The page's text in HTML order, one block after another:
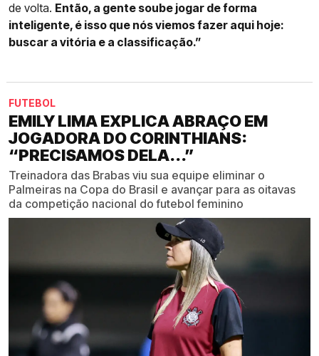
de volta. Então, a gente soube jogar de forma
inteligente, é isso que nós viemos fazer aqui hoje:
buscar a vitória e a classificação.”
FUTEBOL
EMILY LIMA EXPLICA ABRAÇO EM
JOGADORA DO CORINTHIANS:
“PRECISAMOS DELA...”
Treinadora das Brabas viu sua equipe eliminar o
Palmeiras na Copa do Brasil e avançar para as oitavas
da competição nacional do futebol feminino